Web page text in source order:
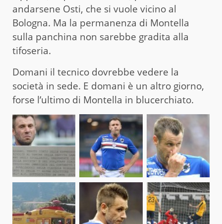
andarsene Osti, che si vuole vicino al
Bologna. Ma la permanenza di Montella
sulla panchina non sarebbe gradita alla
tifoseria.
Domani il tecnico dovrebbe vedere la
società in sede. E domani è un altro giorno,
forse l’ultimo di Montella in blucerchiato.